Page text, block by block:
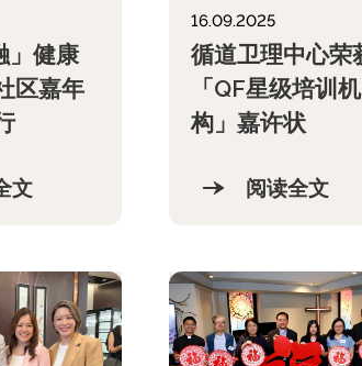
」健康
区嘉年
文
16.09.2025
循道卫理中心荣
「QF星级培训机
构」嘉许状
阅读全文